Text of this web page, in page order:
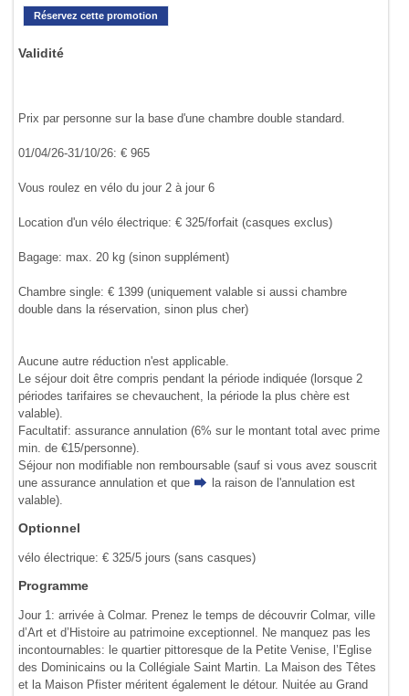
Réservez cette promotion
Validité
Prix par personne sur la base d'une chambre double standard.
01/04/26-31/10/26: € 965
Vous roulez en vélo du jour 2 à jour 6
Location d'un vélo électrique: € 325/forfait (casques exclus)
Bagage: max. 20 kg (sinon supplément)
Chambre single: € 1399 (uniquement valable si aussi chambre
double dans la réservation, sinon plus cher)
Aucune autre réduction n'est applicable.
Le séjour doit être compris pendant la période indiquée (lorsque 2
périodes tarifaires se chevauchent, la période la plus chère est
valable).
Facultatif: assurance annulation (6% sur le montant total avec prime
min. de €15/personne).
Séjour non modifiable non remboursable (sauf si vous avez souscrit
une assurance annulation et que
la raison de l'annulation est
valable).
Optionnel
vélo électrique: € 325/5 jours (sans casques)
Programme
Jour 1: arrivée à Colmar. Prenez le temps de découvrir Colmar, ville
d’Art et d’Histoire au patrimoine exceptionnel. Ne manquez pas les
incontournables: le quartier pittoresque de la Petite Venise, l’Eglise
des Dominicains ou la Collégiale Saint Martin. La Maison des Têtes
et la Maison Pfister méritent également le détour. Nuitée au Grand